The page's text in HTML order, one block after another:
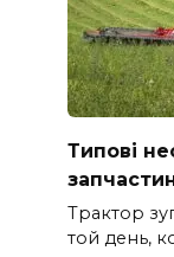
Типові
Трактор
той день,